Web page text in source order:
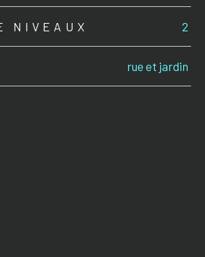
NIVEAUX 2
rue et jardin